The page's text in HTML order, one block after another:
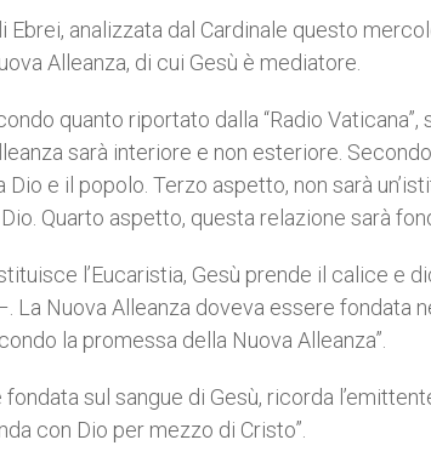
Ebrei, analizzata dal Cardinale questo
Alleanza, di cui Gesù è mediatore.
quanto riportato dalla “Radio Vaticana”,
sarà interiore e non esteriore.
e il popolo. Terzo aspetto, non sarà
Quarto aspetto, questa relazione sarà
l’Eucaristia, Gesù prende il calice e
La Nuova Alleanza doveva essere fondata
la promessa della Nuova Alleanza”.
sul sangue di Gesù, ricorda
con Dio per mezzo di Cristo”.